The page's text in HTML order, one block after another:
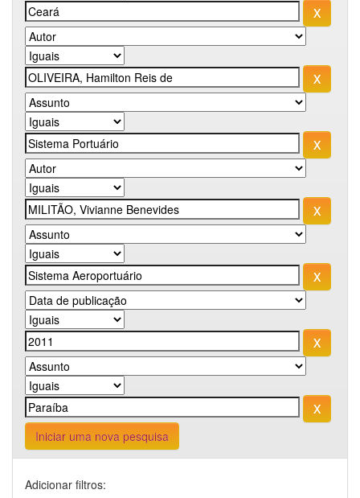
Iniciar uma nova pesquisa
Adicionar filtros: